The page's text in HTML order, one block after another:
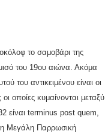
το σαμοβάρι της
του 19ου αιώνα. Ακόμα
του αντικειμένου είναι οι
οποίες κυμαίνονται μεταξύ
είναι terminus post quem,
η Μεγάλη Παρρωσική